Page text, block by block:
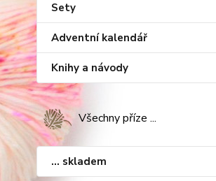
Sety
Adventní kalendář
Knihy a návody
Všechny příze ...
... skladem